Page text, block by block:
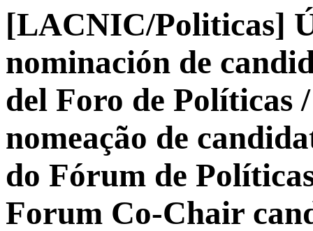
[LACNIC/Politicas]
nominación de
del Foro de Políticas
nomeação de
do Fórum de
Forum Co-Chair